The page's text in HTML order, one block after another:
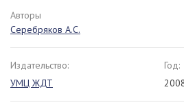
Авторы
Серебряков А.С.
Издательство:
УМЦ ЖДТ
Год: